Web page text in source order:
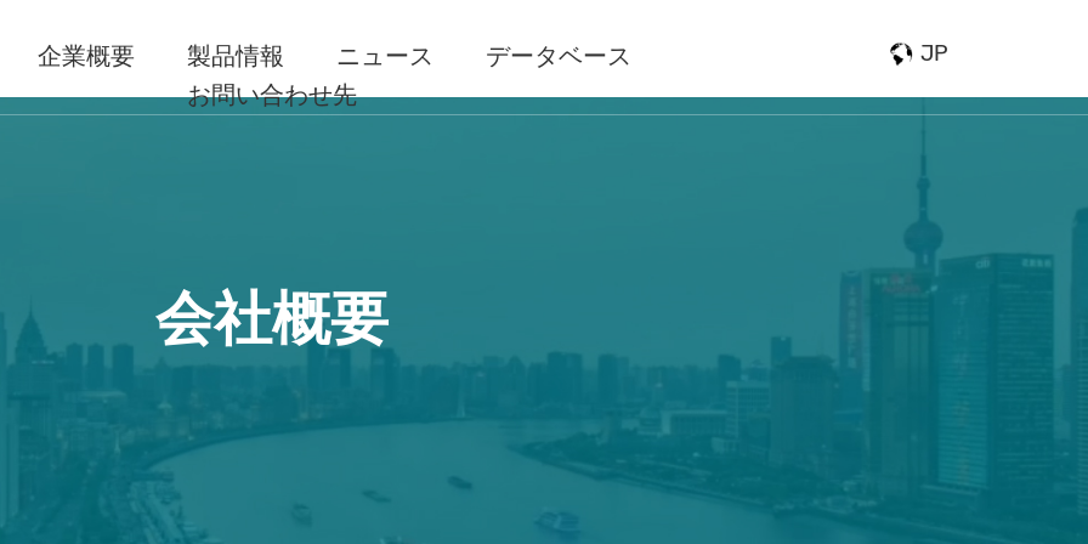
企業概要 製品情報 ニュース
データベース
お問い合わせ先
JP
会社概要